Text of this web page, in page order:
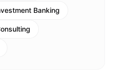
Banking